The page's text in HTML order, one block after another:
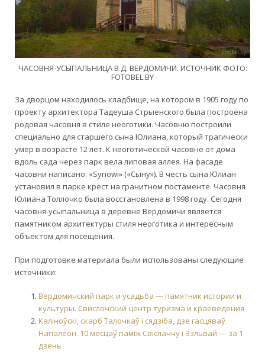
ЧАСОВНЯ-УСЫПАЛЬНИЦА В Д. ВЕРДОМИЧИ. ИСТОЧНИК ФОТО:
FOTOBEL.BY
За дворцом находилось кладбище на котором в 1905 годупо
проекту архитектора Тадеуша Стрыенского была построена
родовая часовня в стиле неоготики. Часовню построили
специально для старшего сына Юлиана который трагически
умер в возрасте 12 лет. К неоготической часовне от дома
вдоль сада через парк вела липовая аллея. На фасаде
часовни написано: «Synowi» («Сыну»). В честь сына Юлиан
установил в парке крестна гранитном постаменте. Часовня
Юлиана Толлочко была восстановлена в 1998году. Сегодня
часовня-усыпальница в деревне Вердомичи является
памятником архитектуры стиля неоготика и интересным
объектом для посещения.
При подготовке материала были использованы следующие
источники:
Вердомичский парк и усадьба — памятник истории и
культуры. Свислочский центр туризма и краеведения
Каліноўскі, скарб Талочкаў і сядзіба, дзе гасцяваў
Напалеон. 10 месцаў паміж Свіслаччу і Зэльвай — за 1
дзень